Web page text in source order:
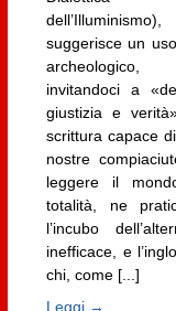
dell’Illuminismo),
suggerisce un uso
archeologico,
invitandoci a
giustizia e
scrittura capace
nostre
leggere il
totalità, ne
l’incubo
inefficace, e
chi, come [...]
Leggi →